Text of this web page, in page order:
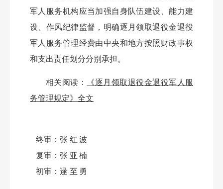
军人服务机构应当加强自身队伍建设、能力建
设、作风纪律监督，明确逐月领取退役金退役
军人服务管理经费由中央和地方按照财政事权
和支出责任划分分别承担。
相关阅读：
《逐月领取退役金退役军人服
务管理规定》全文
终审： 张红波
复审： 张亚楠
初审： 逯至勇